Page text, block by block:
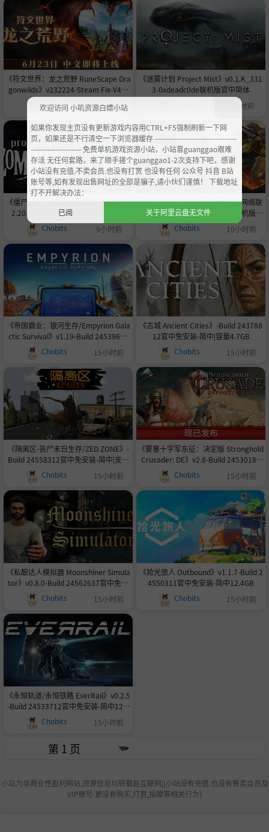
《符文世界：龙之荒野 RuneScape Dra
gonwilds》v232224-Steam Fix-V4联
机版官中简体
Chobits 9小时前
《迷雾计划 Project Mist》v0.1.K_331
3-0xdeadc0de联机版官中简体
9小时前
《僵尸毁灭工程/Project Zomboid》v4
2.20.1-0xdeadcode联机版官中简体
Chobits
9小时前
《灾厄浩劫/The Scouring/支持网络联
机》v20260805-0xdeadc0de联机版官
中简体
Chobits 10小时前
《帝国霸业：银河生存/Empyrion Gala
ctic Survival》v1.19-Build 24539684
官中免安装-简中|支持键鼠.手柄|容量1
7.9GB
Chobits 15小时前
《古城 Ancient Cities》-Build 243788
12官中免安装-简中|容量4.7GB
Chobits
15小时前
《隔离区-丧尸末日生存/ZED ZONE》-
Build 24558312官中免安装-简中|支持
键鼠|容量1.7GB
Chobits 15小时前
《要塞十字军东征：决定版 Stronghold
Crusader: DE》v2.8-Build 24530188
官中免安装-简中6.3GB
Chobits 15小时前
《私酿达人模拟器 Moonshiner Simula
tor》v0.8.0-Build 24562637官中免安
装-简中8.2GB
Chobits 15小时前
《拾光旅人 Outbound》v1.1.7-Build 2
4550311官中免安装-简中12.4GB
Chobits
15小时前
《永恒轨道/永恒铁路 EverRail》v0.2.5
-Build 24533712官中免安装-简中12.1
Chobits 15小时前
小站为非商业性盈利网站,资源信息均转载自互联网|[小站没有充值.也没有售卖会员及
VIP账号.更没有购买,打赏,捐赠等相关行为]
欢迎访问 小叽资源白嫖小站
如果你发现主页没有更新游戏内容用CTRL+F5强制刷新一下网
页，如果还是不行清空一下浏览器缓存 ----------------------------------
--------------------- 免费单机游戏资源小站，小站靠guanggao艰难
存活 无任何套路，来了顺手搓个guanggao1-2次支持下吧，感谢
小站没有充值.不卖会员.也没有打赏 也没有任何 公众号 抖音 B站
账号等,如有发现出售网址的全部是骗子,请小伙们谨慎！ 下载地址
打不开解决办法：
已阅
关于阿里云盘无文件